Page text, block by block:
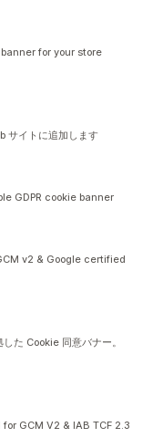
for your store
サイトに追加します
GDPR cookie banner
v2 & Google certified
た Cookie 同意バナー。
GCM V2 & IAB TCF 2.3